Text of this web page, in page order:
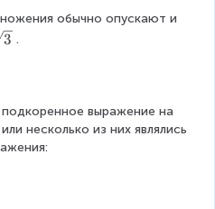
обычно опускают и
3 .
выражение на
несколько из них являлись